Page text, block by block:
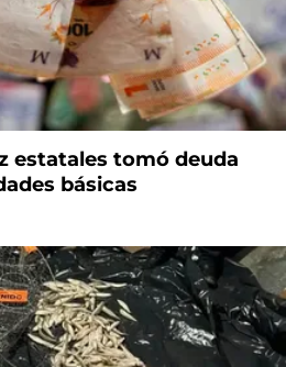
estatales tomó deuda
básicas